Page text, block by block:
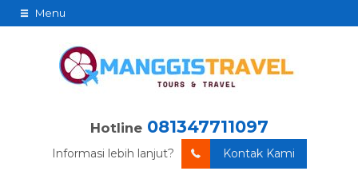
Menu
Hotline 081347711097
Informasi lebih lanjut? Kontak Kami